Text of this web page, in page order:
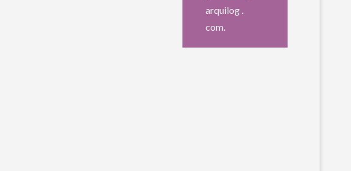
arquilog .
com.